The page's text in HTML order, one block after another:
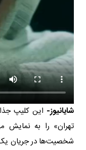
شایانیوز- این کلیپ
تهران» را به نمایش
شخصیت‌ها در جریان